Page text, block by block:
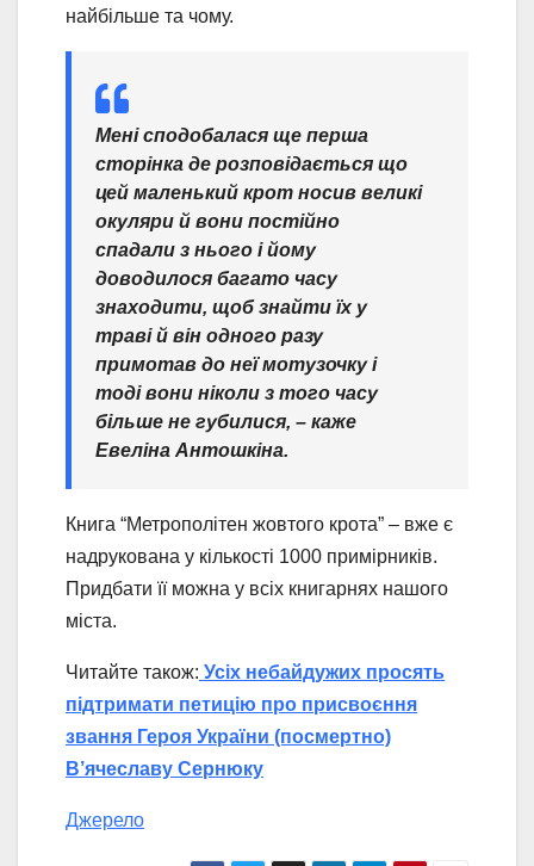
найбільше та чому.
Мені сподобалася ще перша
сторінка де розповідається що
цей маленький крот носив великі
окуляри й вони постійно
спадали з нього і йому
доводилося багато часу
знаходити, щоб знайти їх у
траві й він одного разу
примотав до неї мотузочку і
тоді вони ніколи з того часу
більше не губилися, – каже
Евеліна Антошкіна.
Книга “Метрополітен жовтого крота” – вже є
надрукована у кількості 1000 примірників.
Придбати її можна у всіх книгарнях нашого
міста.
Читайте також: Усіх небайдужих просять
підтримати петицію про присвоєння
звання Героя України (посмертно)
В’ячеславу Сернюку
Джерело